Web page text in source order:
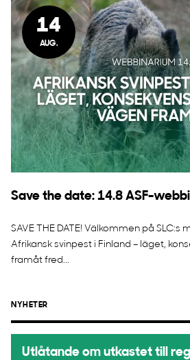
14
AUG.
Save the date: 14.8 ASF-
SAVE THE DATE! Välkommen på
Afrikansk svinpest i Finland – läget,
framåt fred...
NYHETER
Utlåtande om utkastet till